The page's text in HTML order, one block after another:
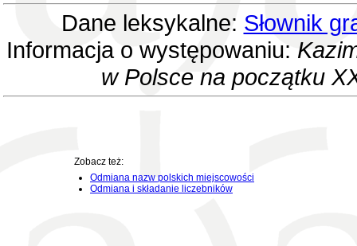
Dane leksykalne: Słownik
Informacja o występowaniu:
w Polsce na początku
Zobacz też:
Odmiana nazw polskich miejscowości
Odmiana i składanie liczebników